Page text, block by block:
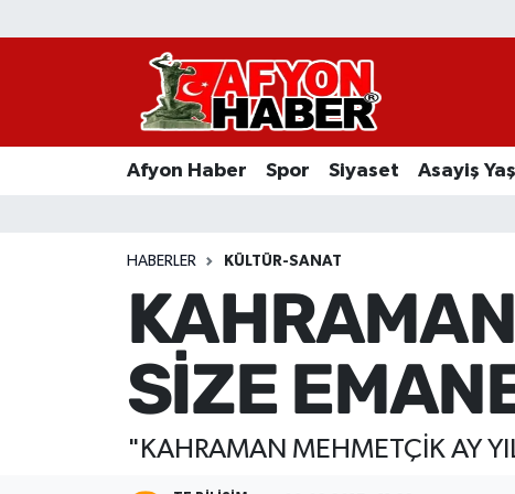
Afyon Haber Spor Siyaset Asayiş
HABERLER KÜLTÜR-SANAT
SİZE
"KAHRAMAN MEHMETÇİK AY
Afyon Haber
Asayiş Yaşam
Sivil Toplum